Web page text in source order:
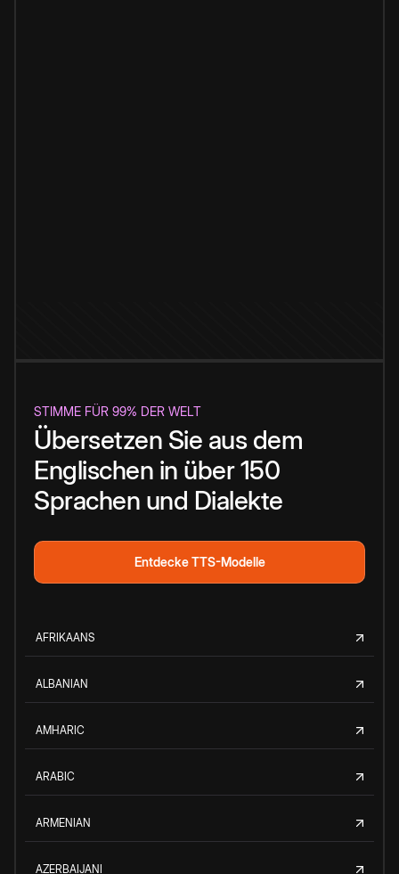
STIMME FÜR 99% DER WELT
Übersetzen Sie aus dem
Englischen in über 150
Sprachen und Dialekte
Entdecke TTS-Modelle
AFRIKAANS
ALBANIAN
AMHARIC
ARABIC
ARMENIAN
AZERBAIJANI